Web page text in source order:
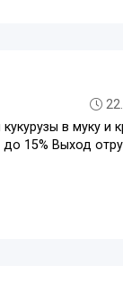
в муку и
15% Выход